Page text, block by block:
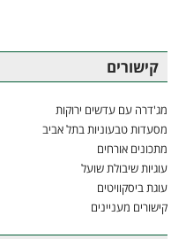
קישורים
מג'דרה עם עדשים ירוקות
מסעדות טבעוניות בתל אביב
מתכונים אורחים
עוגיות שיבולת שועל
עוגת ביסקוויטים
קישורים מעניינים